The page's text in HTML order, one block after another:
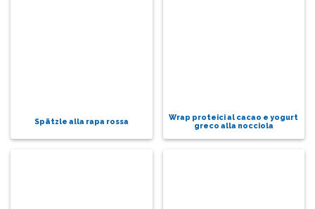
Spätzle alla rapa rossa
Wrap proteici al cacao e yogurt
greco alla nocciola